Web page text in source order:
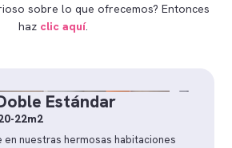
sobre lo que ofrecemos? Entonces
haz clic aquí.
Estándar
22m2
en nuestras hermosas habitaciones